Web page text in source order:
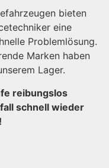
bieten
eine
Problemlösung.
Marken haben
Lager.
reibungslos
schnell wieder